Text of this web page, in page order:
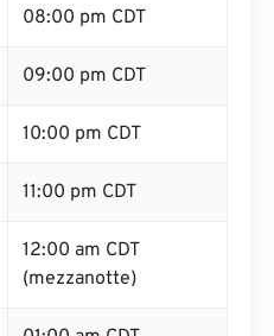
08:00 pm CDT
09:00 pm CDT
10:00 pm CDT
11:00 pm CDT
12:00 am CDT
(mezzanotte)